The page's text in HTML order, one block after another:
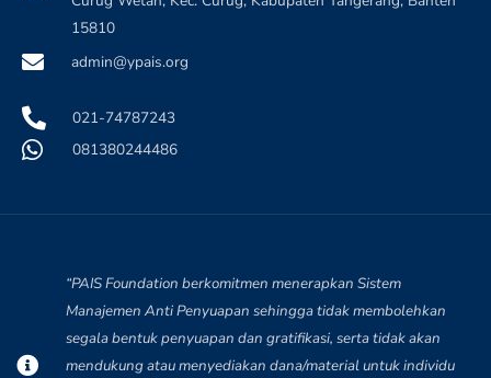
15810
admin@ypais.org
021-74787243
081380244486
“PAIS Foundation berkomitmen menerapkan Sistem
Manajemen Anti Penyuapan sehingga tidak membolehkan
segala bentuk penyuapan dan gratifikasi, serta tidak akan
mendukung atau menyediakan dana/material untuk individu